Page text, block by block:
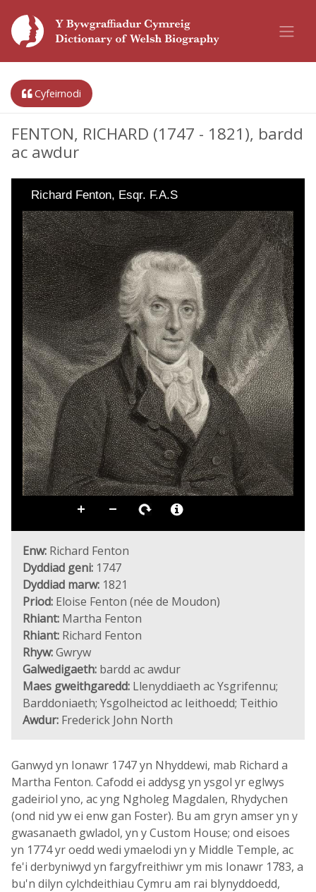
Cyfeirnodi
FENTON, RICHARD (1747 - 1821), bardd
ac awdur
Richard Fenton, Esqr. F.A.S
Enw: Richard Fenton
Dyddiad geni: 1747
Dyddiad marw: 1821
Priod: Eloise Fenton (née de Moudon)
Rhiant: Martha Fenton
Rhiant: Richard Fenton
Rhyw:Gwryw
Galwedigaeth: bardd ac awdur
Maes gweithgaredd: Llenyddiaeth ac Ysgrifennu;
Barddoniaeth; Ysgolheictod ac Ieithoedd; Teithio
Awdur: Frederick John North
Ganwyd yn Ionawr 1747 yn Nhyddewi, mab Richard a
Martha Fenton. Cafodd ei addysg yn ysgol yr eglwys
gadeiriol yno, ac yng Ngholeg Magdalen, Rhydychen
(ond nid yw ei enw gan Foster). Bu am gryn amser yn y
gwasanaeth gwladol, yn y Custom House; ond eisoes
yn 1774 yr oedd wedi ymaelodi yn y Middle Temple, ac
fe'i derbyniwyd yn fargyfreithiwr ym mis Ionawr 1783, a
bu'n dilyn cylchdeithiau Cymru am rai blynyddoedd,